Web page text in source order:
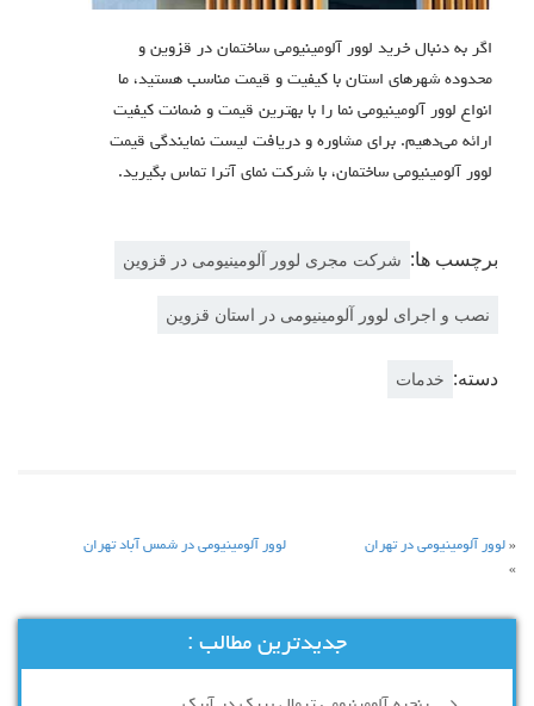
اگر به دنبال خرید لوور آلومینیومی ساختمان در قزوین و
محدوده شهرهای استان با کیفیت و قیمت مناسب هستید، ما
انواع لوور آلومینیومی نما را با بهترین قیمت و ضمانت کیفیت
ارائه می‌دهیم. برای مشاوره و دریافت لیست نمایندگی قیمت
لوور آلومینیومی ساختمان، با شركت نماي آترا تماس بگیرید.
برچسب ها: شرکت مجری لوور آلومینیومی در قزوین
نصب و اجرای لوور آلومینیومی در استان قزوین
دسته: خدمات
« لوور آلومینیومی در تهران
لوور آلومینیومی در شمس آباد تهران
»
جدیدترین مطالب :